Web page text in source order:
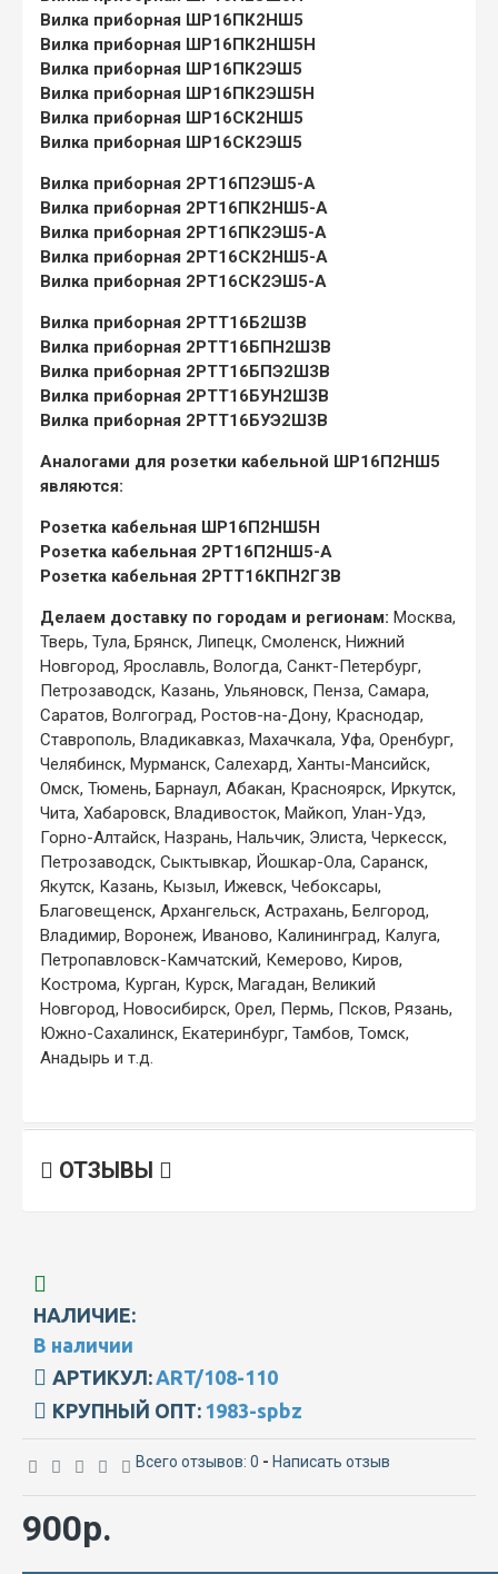
Вилка приборная ШР16ПК2НШ5
Вилка приборная ШР16ПК2НШ5Н
Вилка приборная ШР16ПК2ЭШ5
Вилка приборная ШР16ПК2ЭШ5Н
Вилка приборная ШР16СК2НШ5
Вилка приборная ШР16СК2ЭШ5
Вилка приборная 2РТ16П2ЭШ5-А
Вилка приборная 2РТ16ПК2НШ5-А
Вилка приборная 2РТ16ПК2ЭШ5-А
Вилка приборная 2РТ16СК2НШ5-А
Вилка приборная 2РТ16СК2ЭШ5-А
Вилка приборная 2РТТ16Б2Ш3В
Вилка приборная 2РТТ16БПН2Ш3В
Вилка приборная 2РТТ16БПЭ2Ш3В
Вилка приборная 2РТТ16БУН2Ш3В
Вилка приборная 2РТТ16БУЭ2Ш3В
Аналогами для розетки кабельной ШР16П2НШ5
являются:
Розетка кабельная ШР16П2НШ5Н
Розетка кабельная 2РТ16П2НШ5-А
Розетка кабельная 2РТТ16КПН2Г3В
Делаем доставку по городам и регионам: Москва,
Тверь, Тула, Брянск, Липецк, Смоленск, Нижний
Новгород, Ярославль, Вологда, Санкт-Петербург,
Петрозаводск, Казань, Ульяновск, Пенза, Самара,
Саратов, Волгоград, Ростов-на-Дону, Краснодар,
Ставрополь, Владикавказ, Махачкала, Уфа, Оренбург,
Челябинск, Мурманск, Салехард, Ханты-Мансийск,
Омск, Тюмень, Барнаул, Абакан, Красноярск, Иркутск,
Чита, Хабаровск, Владивосток, Майкоп, Улан-Удэ,
Горно-Алтайск, Назрань, Нальчик, Элиста, Черкесск,
Петрозаводск, Сыктывкар, Йошкар-Ола, Саранск,
Якутск, Казань, Кызыл, Ижевск, Чебоксары,
Благовещенск, Архангельск, Астрахань, Белгород,
Владимир, Воронеж, Иваново, Калининград, Калуга,
Петропавловск-Камчатский, Кемерово, Киров,
Кострома, Курган, Курск, Магадан, Великий
Новгород, Новосибирск, Орел, Пермь, Псков, Рязань,
Южно-Сахалинск, Екатеринбург, Тамбов, Томск,
Анадырь и т.д.
ОТЗЫВЫ
НАЛИЧИЕ:
В наличии
АРТИКУЛ: ART/108-110
КРУПНЫЙ ОПТ: 1983-spbz
Всего отзывов: 0 - Написать отзыв
900р.